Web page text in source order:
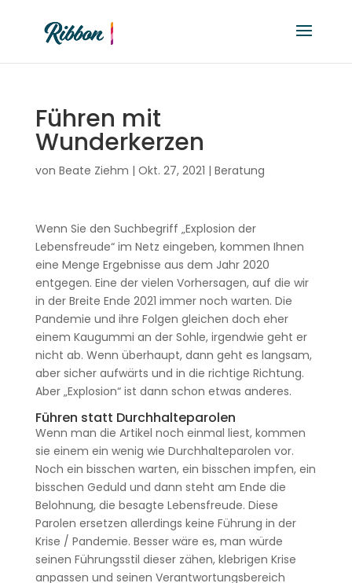
Führen mit
Wunderkerzen
von Beate Ziehm | Okt. 27, 2021 | Beratung
Wenn Sie den Suchbegriff „Explosion der
Lebensfreude“ im Netz eingeben, kommen Ihnen
eine Menge Ergebnisse aus dem Jahr 2020
entgegen. Eine der vielen Vorhersagen, auf die wir
in der Breite Ende 2021 immer noch warten. Die
Pandemie und ihre Folgen gleichen doch eher
einem Kaugummi an der Sohle, irgendwie geht er
nicht ab. Wenn überhaupt, dann geht es langsam,
aber sicher aufwärts und in die richtige Richtung.
Aber „Explosion“ ist dann schon etwas anderes.
Führen statt Durchhalteparolen
Wenn man die Artikel noch einmal liest, kommen
sie einem ein wenig wie Durchhalteparolen vor.
Noch ein bisschen warten, ein bisschen impfen, ein
bisschen Geduld und dann steht am Ende die
Belohnung, die besagte Lebensfreude. Diese
Parolen ersetzen allerdings keine Führung in der
Krise / Pandemie. Besser wäre es, man würde
seinen Führungsstil dieser zähen, klebrigen Krise
anpassen und seinen Verantwortungsbereich